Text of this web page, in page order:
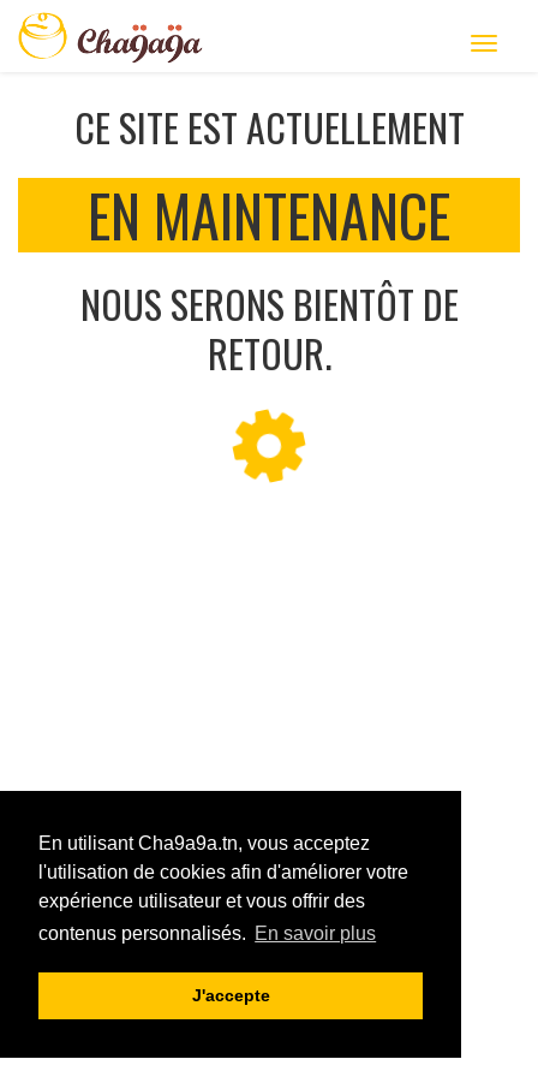
En utilisant Cha9a9a.tn, vous acceptez
l'utilisation de cookies afin d'améliorer votre
expérience utilisateur et vous offrir des
contenus personnalisés. En savoir plus
J'accepte
CE SITE EST ACTUELLEMENT
EN MAINTENANCE
NOUS SERONS BIENTÔT DE
RETOUR.